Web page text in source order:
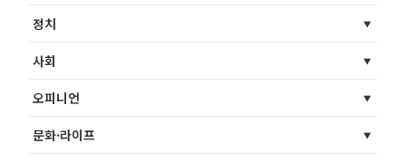
정치
사회
오피니언
문화·라이프